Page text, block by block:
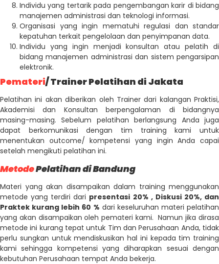
Individu yang tertarik pada pengembangan karir di bidang
manajemen administrasi dan teknologi informasi.
Organisasi yang ingin mematuhi regulasi dan standar
kepatuhan terkait pengelolaan dan penyimpanan data.
Individu yang ingin menjadi konsultan atau pelatih di
bidang manajemen administrasi dan sistem pengarsipan
elektronik.
Pemateri/ Trainer Pelatihan di Jakata
Pelatihan ini akan diberikan oleh Trainer dari kalangan Praktisi,
Akademisi dan Konsultan berpengalaman di bidangnya
masing-masing. Sebelum pelatihan berlangsung Anda juga
dapat berkomunikasi dengan tim training kami untuk
menentukan outcome/ kompetensi yang ingin Anda capai
setelah mengikuti pelatihan ini.
MetodePelatihan di Bandung
Materi yang akan disampaikan dalam training menggunakan
metode yang terdiri dari presentasi 20% , Diskusi 20%, dan
Praktek kurang lebih 60 % dari keseluruhan materi pelatihan
yang akan disampaikan oleh pemateri kami. Namun jika dirasa
metode ini kurang tepat untuk Tim dan Perusahaan Anda, tidak
perlu sungkan untuk mendiskusikan hal ini kepada tim training
kami sehingga kompetensi yang diharapkan sesuai dengan
kebutuhan Perusahaan tempat Anda bekerja.